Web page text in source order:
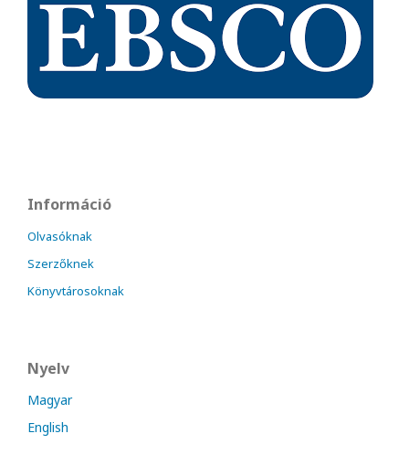
Információ
Olvasóknak
Szerzőknek
Könyvtárosoknak
Nyelv
Magyar
English